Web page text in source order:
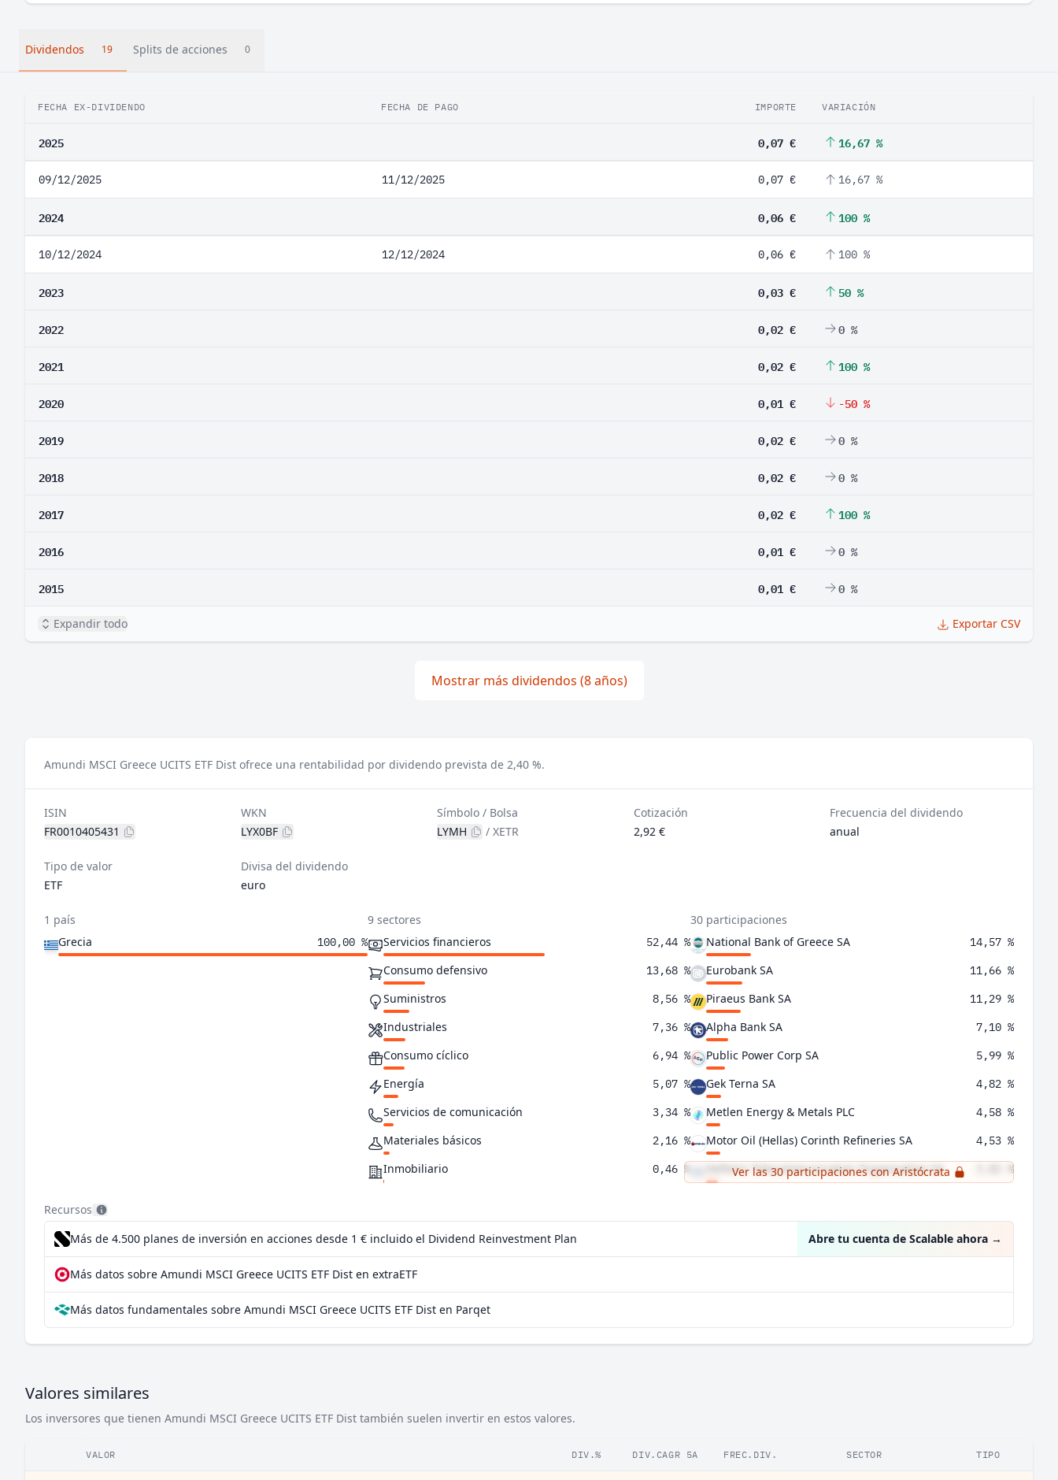
Dividendos 19 Splits de acciones 0
FECHA EX-DIVIDENDO FECHA DE PAGO IMPORTE VARIACIÓN
2025 0,07 € 16,67 %
09/12/2025 11/12/2025 0,07 € 16,67 %
2024 0,06 € 100 %
10/12/2024 12/12/2024 0,06 € 100 %
2023 0,03 € 50 %
2022 0,02 € 0 %
2021 0,02 € 100 %
2020 0,01 € -50 %
2019 0,02 € 0 %
2018 0,02 € 0 %
2017 0,02 € 100 %
2016 0,01 € 0 %
2015 0,01 € 0 %
Expandir todo Exportar CSV
Mostrar más dividendos (8 años)
Amundi MSCI Greece UCITS ETF Dist ofrece una rentabilidad por dividendo prevista de 2,40 %.
ISIN
FR0010405431
WKN
LYX0BF
Símbolo / Bolsa
LYMH
/XETR
Cotización
2,92 €
Frecuencia del dividendo
anual
Tipo de valor
ETF
Divisa del dividendo
euro
1 país
Grecia
100,00 %
9 sectores
Servicios financieros
52,44 %
Consumo defensivo 13,68 %
Suministros 8,56 %
Industriales 7,36 %
Consumo cíclico 6,94 %
Energía 5,07 %
Servicios de comunicación 3,34 %
Materiales básicos 2,16 %
Inmobiliario 0,46 %
30 participaciones
National Bank of Greece SA
14,57 %
Eurobank SA 11,66 %
Piraeus Bank SA 11,29 %
Alpha Bank SA 7,10 %
Public Power Corp SA 5,99 %
Gek Terna SA 4,82 %
Metlen Energy & Metals PLC 4,58 %
Motor Oil (Hellas) Corinth Refineries SA 4,53 %
Hellenic Telecommunication Organization SA 3,82 %
Ver las 30 participaciones con Aristócrata
Recursos
Más de 4.500 planes de inversión en acciones desde 1 € incluido el Dividend Reinvestment Plan Abre tu cuenta de Scalable ahora →
Más datos sobre Amundi MSCI Greece UCITS ETF Dist en extraETF
Más datos fundamentales sobre Amundi MSCI Greece UCITS ETF Dist en Parqet
Valores similares
Los inversores que tienen Amundi MSCI Greece UCITS ETF Dist también suelen invertir en estos valores.
VALOR DIV.% DIV.CAGR 5A FREC.DIV. SECTOR TIPO